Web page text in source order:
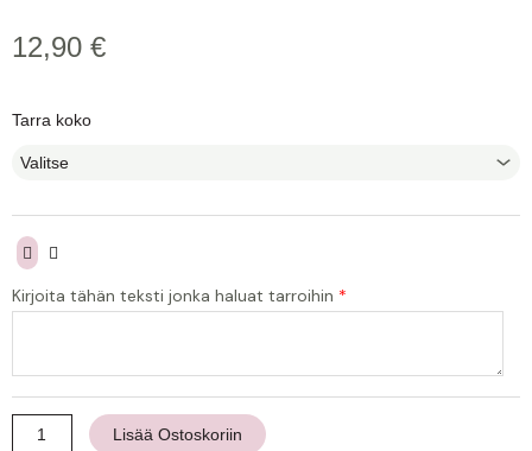
12,90 €
Tarra koko
Kirjoita tähän teksti jonka haluat tarroihin *
Hopiepup
oma
valjastarra
määrä
Lisää Ostoskoriin